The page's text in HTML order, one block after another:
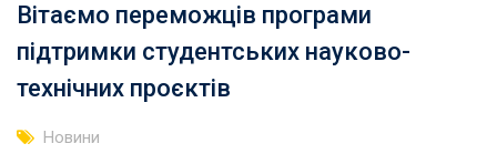
Вітаємо переможців програми
підтримки студентських науково-
технічних проєктів
Новини